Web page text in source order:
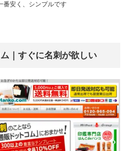
番安く、シンプルです
｜すぐに名刺が欲しい